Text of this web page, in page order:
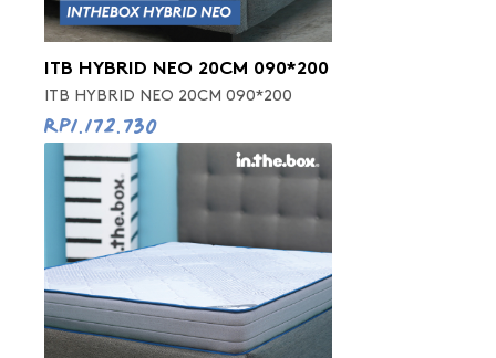
ITB HYBRID NEO 20CM 090*200
ITB HYBRID NEO 20CM 090*200
Rp1.172.730